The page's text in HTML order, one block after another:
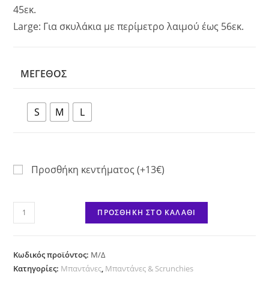
45εκ.
Large: Για σκυλάκια με περίμετρο λαιμού έως 56εκ.
ΜΈΓΕΘΟΣ
S M L
Προσθήκη κεντήματος (+13€)
What
the
ποσότητα
ΠΡΟΣΘΉΚΗ ΣΤΟ ΚΑΛΆΘΙ
Κωδικός προϊόντος: Μ/Δ
Κατηγορίες: Μπαντάνες, Μπαντάνες & Scrunchies